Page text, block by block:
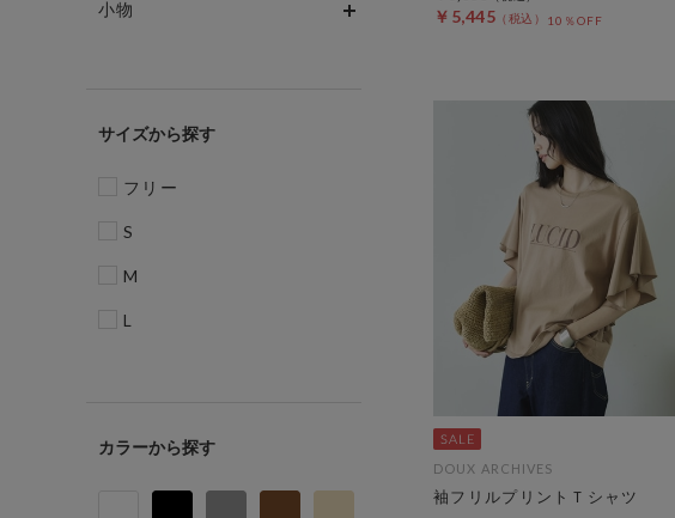
小物
サイズ
フリー
S
M
L
カラー
￥5,445 10％OFF
DOUX ARCHIVES
袖フリルプリントＴシャツ